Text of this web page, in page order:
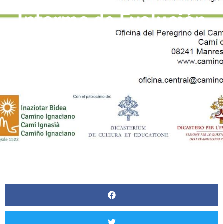
Informe de Evolución
2025